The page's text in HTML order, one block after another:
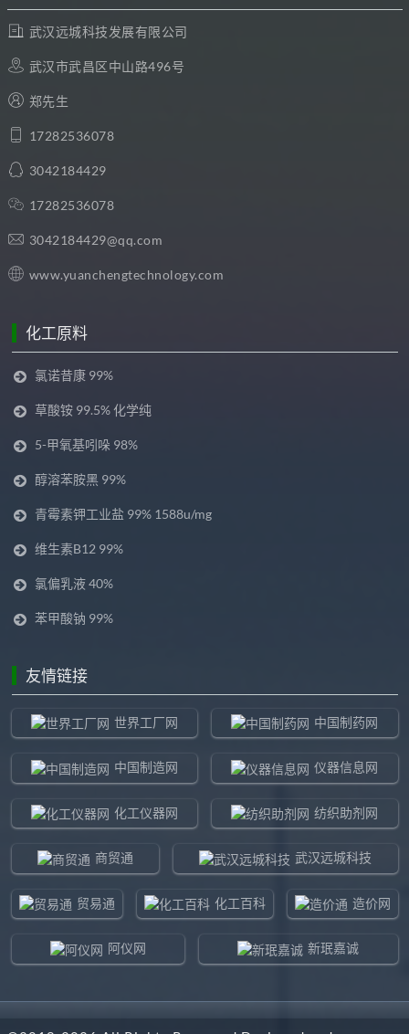
武汉远城科技发展有限公司
武汉市武昌区中山路496号
郑先生
17282536078
3042184429
17282536078
3042184429@qq.com
www.yuanchengtechnology.com
化工原料
氯诺昔康 99%
草酸铵 99.5% 化学纯
5-甲氧基吲哚 98%
醇溶苯胺黑 99%
青霉素钾工业盐 99% 1588u/mg
维生素B12 99%
氯偏乳液 40%
苯甲酸钠 99%
友情链接
世界工厂网 中国制药网
中国制造网 仪器信息网
化工仪器网 纺织助剂网
商贸通 武汉远城科技
贸易通 化工百科 造价网
阿仪网 新珉嘉诚